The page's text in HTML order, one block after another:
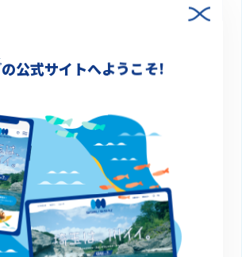
の公式サイトへようこそ!